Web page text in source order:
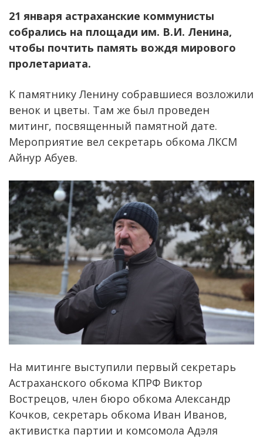
21 января астраханские коммунисты
собрались на площади им. В.И. Ленина,
чтобы почтить память вождя мирового
пролетариата.
К памятнику Ленину собравшиеся возложили
венок и цветы. Там же был проведен
митинг, посвященный памятной дате.
Мероприятие вел секретарь обкома ЛКСМ
Айнур Абуев.
На митинге выступили первый секретарь
Астраханского обкома КПРФ Виктор
Вострецов, член бюро обкома Александр
Кочков, секретарь обкома Иван Иванов,
активистка партии и комсомола Адэля